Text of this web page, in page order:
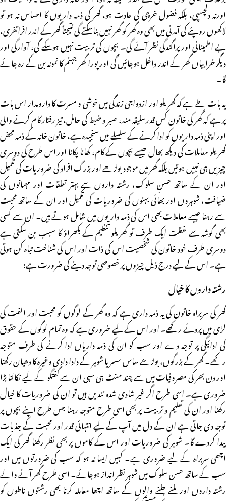
اورنہ دلچسپی، بلکہ فضول خرچی کی عادت ہو، گھر کی ذمہ داریوں کا احساس نہ ہو تو
لاکھوں روپئے کی آمدنی میں بھی وہ گھر کو گھر نہیں بناسکتے گی نتیجتاً گھر کے اندر افراتفری،
بے اطمینانی اور پراگندگی نظر آئے گی۔ بچوں کی تربیت نہیں ہوسکے گی، آوارگی اور
دیگر خرابیاں گھر کے اندر داخل ہوجائیں گی اور پورا گھر جہنم کا نمونہ بن کے رہ جائے
گا۔
یہ بات طے ہے کہ گھریلو اور ازدواجی زندگی میں خوشی و مسرت کا دارومدار اس بات
پر ہے کہ گھر کی خاتون کس قدرسلیقہ مند، صبر و ضبط کی حامل، تیز رفتار کام کرنے والی
اور اپنی ذمہ داریوں کو ادا کرنے کے سلسلے میں سنجیدہ ہے، خاتون خانہ کے ذمہ محض
گھریلو معاملات کی دیکھ بھال جیسے بچوں کے کام، کھانا پکانا اور اس طرح کی دوسری
چیزیں ہی نہیں ہوتیں بلکہ گھر میں موجود بوڑھے اور بزرگ افراد کی ضروریات کی تکمیل
اور ان کے ساتھ حسنِ سلوک، رشتہ داروں سے بہتر تعلقات اور مہمانوں کی
ضیافت، شوہروں اور بھائی بہنوں کی ضروریات کی تکمیل اور ان کے ساتھ محبت
سے رہنا جیسے معاملات بھی اس کی ذمہ داریوں میں شامل ہوتے ہیں۔ ان سے کسی
بھی گوشہ سے غفلت ایک طرف تو گھریلو تنظیم کے بکھراؤ کا سبب بن سکتی ہے
دوسری طرف خود خاتون کی شخصیت اس کی ذات اور اس کی شناخت تباہ کن ہوتی
ہے۔ اس کے لیے درج ذیل چیزوں پر خصوصی توجہ دینے کی ضرورت ہے:
رشتہ داروں کا خیال
گھر کی سربراہ خاتون کی یہ ذمہ داری ہے کہ وہ گھر کے لوگوں کو محبت اور الفت کی
لڑی میں پروئے رکھے۔ اور اس کے لیے ضروری ہے کہ وہ تمام لوگوں کے حقوق
کی ادائیگی پر توجہ دے اور سب کو ان کی ذمہ داریاں ادا کرنے کی طرف متوجہ
رکھے۔ گھر کے بزرگوں، بوڑھے ساس سسر یا شوہر کے دادا دادی وغیرہ کا دھیان رکھنا
اور دن بھر کی مصروفیات میں سے چند منٹ ہی سہی ان سے گفتگو کے لیے نکالنا بڑا
ضروری ہے۔ اسی طرح اگر غیر شادی شدہ نندیں ہیں تو ان کی ضروریات کا خیال
رکھنا اور ان کی تعلیم و تربیت پر بھی اسی طرح متوجہ رہنا جس طرح اپنے بچوں پر
توجہ دی جاتی ہے ان کے دل میں آپ کے لیے انتہائی قدر اور محبت کے جذبات
پیدا کردے گا۔ شوہر کی ضروریات اور اس کے کاموں پر بھی نظر رکھنا گھر کی ایک
اچھی سربراہ کے لیے ضروری ہے۔ کہیں ایسا نہ ہو کہ سب کی ضرورتوں میں اور
سب کے ساتھ حسن سلوک میں شوہر نظر انداز ہوجائے۔ اسی طرح گھر آنے والے
رشتہ داروں اور ملنے جلنے والوں کے ساتھ اچھا معاملہ کرنا بھی رشتوں ناطوں کو